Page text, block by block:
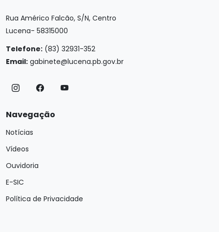
Rua Américo Falcão, S/N, Centro
Lucena- 58315000
Telefone: (83) 32931-352
Email: gabinete@lucena.pb.gov.br
Navegação
Notícias
Vídeos
Ouvidoria
E-SIC
Política de Privacidade